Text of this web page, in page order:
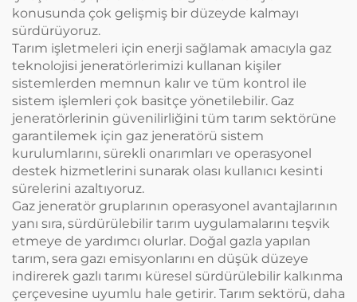
konusunda çok gelişmiş bir düzeyde kalmayı
sürdürüyoruz.
Tarım işletmeleri için enerji sağlamak amacıyla gaz
teknolojisi jeneratörlerimizi kullanan kişiler
sistemlerden memnun kalır ve tüm kontrol ile
sistem işlemleri çok basitçe yönetilebilir. Gaz
jeneratörlerinin güvenilirliğini tüm tarım sektörüne
garantilemek için gaz jeneratörü sistem
kurulumlarını, sürekli onarımları ve operasyonel
destek hizmetlerini sunarak olası kullanıcı kesinti
sürelerini azaltıyoruz.
Gaz jeneratör gruplarının operasyonel avantajlarının
yanı sıra, sürdürülebilir tarım uygulamalarını teşvik
etmeye de yardımcı olurlar. Doğal gazla yapılan
tarım, sera gazı emisyonlarını en düşük düzeye
indirerek gazlı tarımı küresel sürdürülebilir kalkınma
çerçevesine uyumlu hale getirir. Tarım sektörü, daha